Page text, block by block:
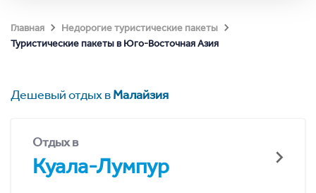
Главная
Недорогие туристические пакеты
Туристические пакеты в Юго-Восточная Азия
Дешевый отдых вМалайзия
Отдых в
Куала-Лумпур